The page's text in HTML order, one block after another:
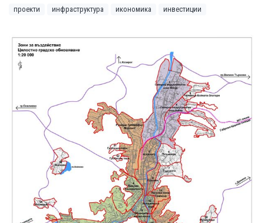
проекти инфраструктура икономика инвестиции